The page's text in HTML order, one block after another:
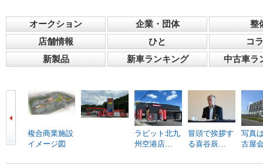
オークション 企業・団体
整
店舗情報
ひと
コ
新製品
新車ランキング 中古車ラ
複合商業施設
イメージ図
ラビット北九
州空港店…
冒頭で挨拶す
る喜谷辰…
写真
古屋